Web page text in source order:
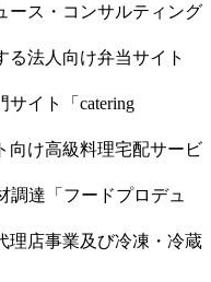
ース・コンサルティング
る法人向け弁当サイト
イト「catering
向け高級料理宅配サービ
調達「フードプロデュ
理店事業及び冷凍・冷蔵